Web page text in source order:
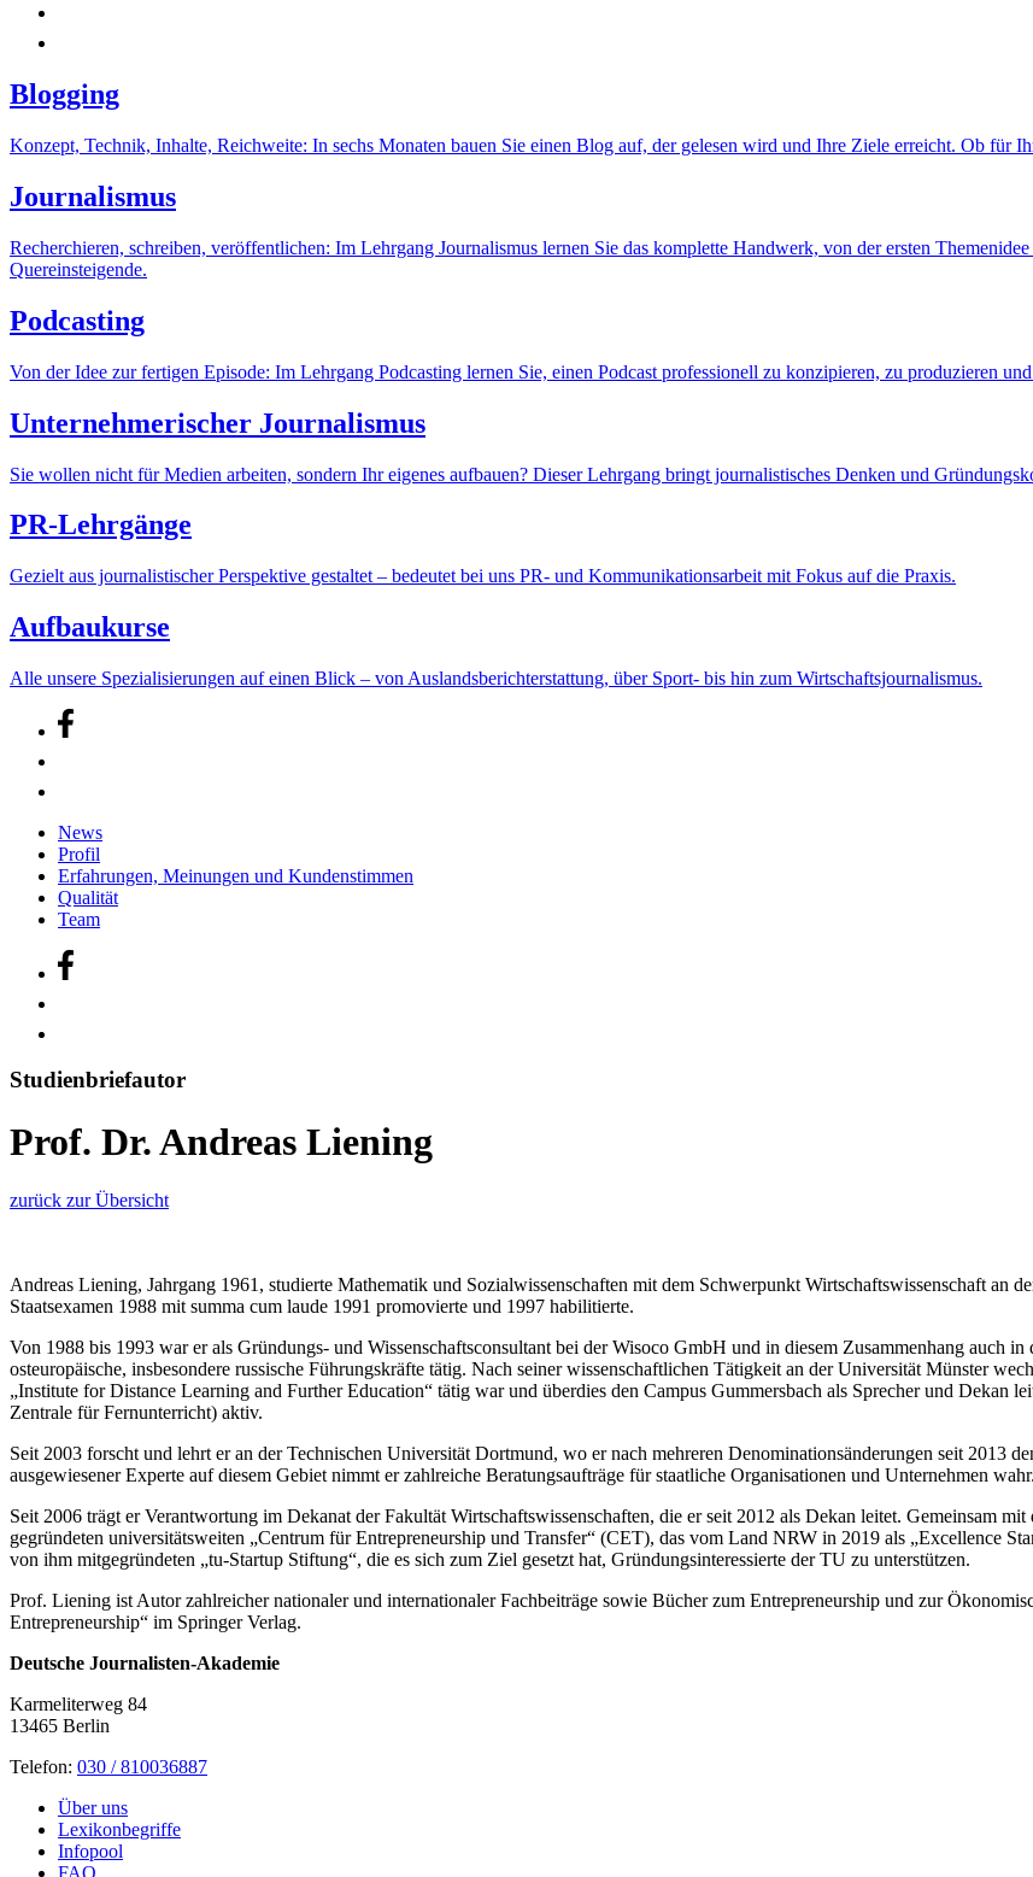
Blogging
Konzept, Technik, Inhalte, Reichweite: In sechs Monaten bauen Sie einen Blog auf, der gelesen wird und Ihre Ziele erreicht. Ob für
Journalismus
Recherchieren, schreiben, veröffentlichen: Im Lehrgang Journalismus lernen Sie das komplette Handwerk, von der ersten
Quereinsteigende.
Podcasting
Von der Idee zur fertigen Episode: Im Lehrgang Podcasting lernen Sie, einen Podcast professionell zu konzipieren, zu produzieren
Unternehmerischer Journalismus
Sie wollen nicht für Medien arbeiten, sondern Ihr eigenes aufbauen? Dieser Lehrgang bringt journalistisches Denken und
PR-Lehrgänge
Gezielt aus journalistischer Perspektive gestaltet – bedeutet bei uns PR- und Kommunikationsarbeit mit Fokus auf die Praxis.
Aufbaukurse
Alle unsere Speziali­sierungen auf einen Blick – von Auslands­bericht­erstattung, über Sport- bis hin zum Wirtschafts­journalismus.
News
Profil
Erfahrungen, Meinungen und Kundenstimmen
Qualität
Team
Studienbriefautor
Prof. Dr. Andreas Liening
zurück zur Übersicht
Andreas Liening, Jahrgang 1961, studierte Mathematik und Sozialwissenschaften mit dem Schwerpunkt Wirtschaftswissenschaft an
Staatsexamen 1988 mit summa cum laude 1991 promovierte und 1997 habilitierte.
Von 1988 bis 1993 war er als Gründungs- und Wissenschaftsconsultant bei der Wisoco GmbH und in diesem Zusammenhang auch
osteuropäische, insbesondere russische Führungskräfte tätig. Nach seiner wissenschaftlichen Tätigkeit an der Universität Münster
„Institute for Distance Learning and Further Education“ tätig war und überdies den Campus Gummersbach als Sprecher und Dekan
Zentrale für Fernunterricht) aktiv.
Seit 2003 forscht und lehrt er an der Technischen Universität Dortmund, wo er nach mehreren Denominationsänderungen seit 2013
ausgewiesener Experte auf diesem Gebiet nimmt er zahlreiche Beratungsaufträge für staatliche Organisationen und Unternehmen wahr.
Seit 2006 trägt er Verantwortung im Dekanat der Fakultät Wirtschaftswissenschaften, die er seit 2012 als Dekan leitet. Gemeinsam
gegründeten universitätsweiten „Centrum für Entrepreneurship und Transfer“ (CET), das vom Land NRW in 2019 als „Excellence
von ihm mitgegründeten „tu-Startup Stiftung“, die es sich zum Ziel gesetzt hat, Gründungsinteressierte der TU zu unterstützen.
Prof. Liening ist Autor zahlreicher nationaler und internationaler Fachbeiträge sowie Bücher zum Entrepreneurship und zur
Entrepreneurship“ im Springer Verlag.
Deutsche Journalisten-Akademie
Karmeliterweg 84
13465 Berlin
Telefon: 030 / 810036887
Über uns
Lexikonbegriffe
Infopool